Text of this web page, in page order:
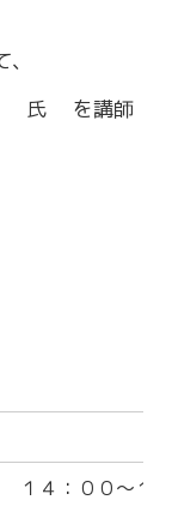
氏 を講師
１４：００～１